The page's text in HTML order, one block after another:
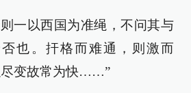
一以西国为准绳，不问其与
也。扞格而难通，则激而
尽变故常为快……”